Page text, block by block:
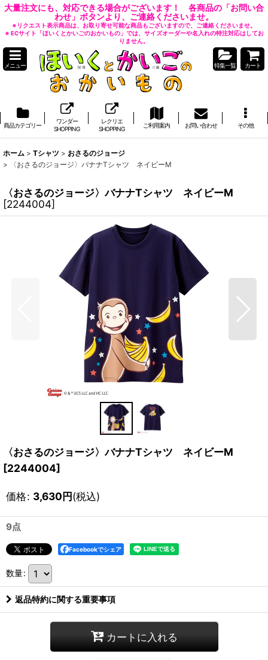
大量注文にも、対応できる場合がございます！ 各商品の「お問い合
わせ」ボタンより、ご連絡くださいませ。
※リクエスト表示商品は、お取り寄せ可能な商品もございますので、ご連絡くださいませ。
※ ECサイト「ほいくとかいごのおかいもの」では、サイズオーダーや名入れの特注対応はしてお
りません。
メニュー 特集一覧 カート
商品カテゴリー
ワンダー
SHOPPING
レクリエ
SHOPPING
ご利用案内 お問い合わせ その他
ホーム > Tシャツ > おさるのジョージ
>
〈おさるのジョージ〉バナナTシャツ ネイビーM
〈おさるのジョージ〉バナナTシャツ ネイビーM
[2244004]
〈おさるのジョージ〉バナナTシャツ ネイビーM
[2244004]
価格: 3,630円(税込)
9点
Facebookでシェア
数量:
返品特約に関する重要事項
カートに入れる